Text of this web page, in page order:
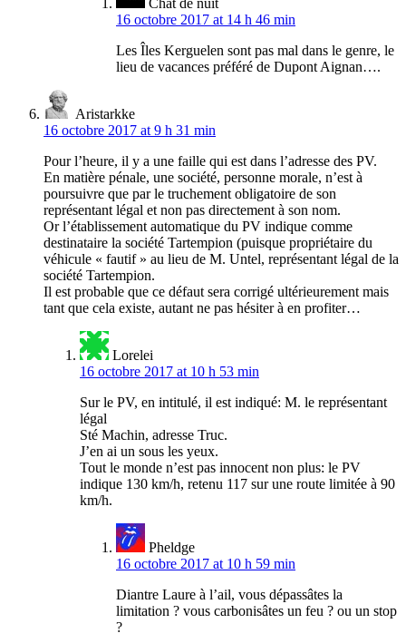
Chat de nuit
16 octobre 2017 at 14 h 46 min
Les Îles Kerguelen sont pas mal dans le genre, le
lieu de vacances préféré de Dupont Aignan….
Aristarkke
16 octobre 2017 at 9 h 31 min
Pour l’heure, il y a une faille qui est dans l’adresse des PV.
En matière pénale, une société, personne morale, n’est à
poursuivre que par le truchement obligatoire de son
représentant légal et non pas directement à son nom.
Or l’établissement automatique du PV indique comme
destinataire la société Tartempion (puisque propriétaire du
véhicule « fautif » au lieu de M. Untel, représentant légal de la
société Tartempion.
Il est probable que ce défaut sera corrigé ultérieurement mais
tant que cela existe, autant ne pas hésiter à en profiter…
Lorelei
16 octobre 2017 at 10 h 53 min
Sur le PV, en intitulé, il est indiqué: M. le représentant
légal
Sté Machin, adresse Truc.
J’en ai un sous les yeux.
Tout le monde n’est pas innocent non plus: le PV
indique 130 km/h, retenu 117 sur une route limitée à 90
km/h.
Pheldge
16 octobre 2017 at 10 h 59 min
Diantre Laure à l’ail, vous dépassâtes la
limitation ? vous carbonisâtes un feu ? ou un stop
?